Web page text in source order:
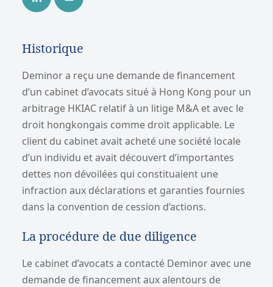
Historique
Deminor a reçu une demande de financement
d’un cabinet d’avocats situé à Hong Kong pour un
arbitrage HKIAC relatif à un litige M&A et avec le
droit hongkongais comme droit applicable. Le
client du cabinet avait acheté une société locale
d’un individu et avait découvert d’importantes
dettes non dévoilées qui constituaient une
infraction aux déclarations et garanties fournies
dans la convention de cession d’actions.
La procédure de due diligence
Le cabinet d’avocats a contacté Deminor avec une
demande de financement aux alentours de